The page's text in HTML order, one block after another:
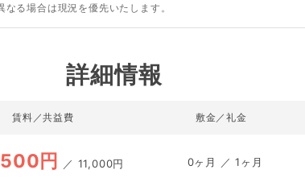
る場合は現況を優先いたします。
詳細情報
賃料／共益費 敷金／礼金
円 ／ 11,000円 0ヶ月 ／ 1ヶ月